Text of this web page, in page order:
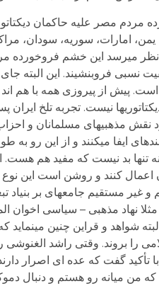
مردم مصر علیه حاکمان
یمن، امارات، سوریه، سودان،
می­رسد این خشم فروخورده
نسبی فروبنشیند. این البته
پیش از پیروزی همه با هم
مذهبی­های مسلمانان و احزاب
ایفا می­کنند و از این رو به
تنها بد نیست که مفید هم هست.
اعمال کنند و روشن است این نوع
غیر مستقیم جامعه­ای بر بنیاد
نهاد مذهبی – سیاسی اخوان
و قراین چنین می­نماید که
را بروند. وقتی راشد
گفت که عده ای اصرار
من میانه رو هستم و دنبال